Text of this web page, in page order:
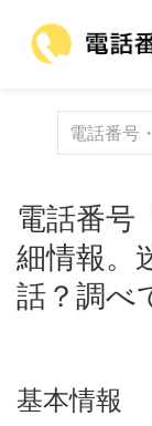
電話番号
細情報。
話？調べ
基本情報